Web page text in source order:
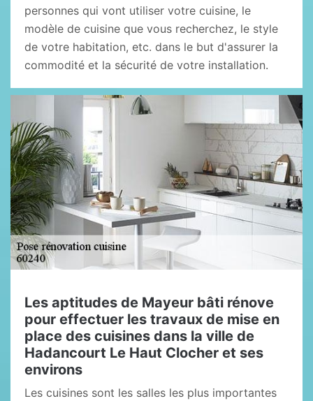
personnes qui vont utiliser votre cuisine, le
modèle de cuisine que vous recherchez, le style
de votre habitation, etc. dans le but d'assurer la
commodité et la sécurité de votre installation.
Les aptitudes de Mayeur bâti rénove
pour effectuer les travaux de mise en
place des cuisines dans la ville de
Hadancourt Le Haut Clocher et ses
environs
Les cuisines sont les salles les plus importantes